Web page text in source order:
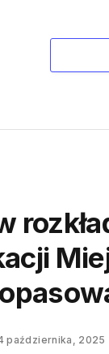
października, 2025